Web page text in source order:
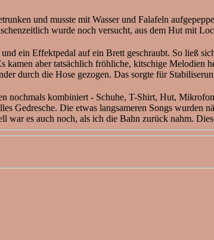
und musste mit Wasser und Falafeln
wurde noch versucht, aus dem Hut mit
ein Effektpedal auf ein Brett geschraubt. So ließ
kamen aber tatsächlich fröhliche, kitschige Melodien
durch die Hose gezogen. Das sorgte für
nochmals kombiniert - Schuhe, T-Shirt, Hut,
Gedresche. Die etwas langsameren Songs wurden
war es auch noch, als ich die Bahn zurück nahm.